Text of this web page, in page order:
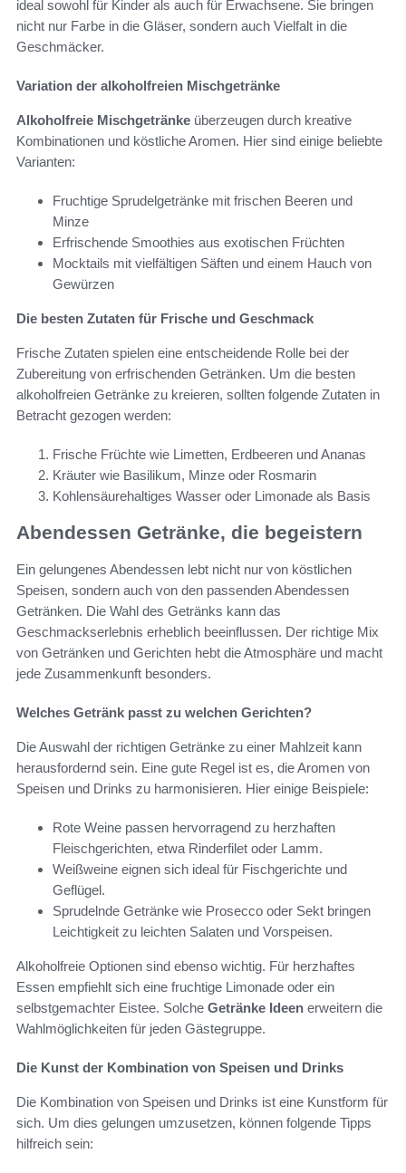
ideal sowohl für Kinder als auch für Erwachsene. Sie bringen
nicht nur Farbe in die Gläser, sondern auch Vielfalt in die
Geschmäcker.
Variation der alkoholfreien Mischgetränke
Alkoholfreie Mischgetränke überzeugen durch kreative
Kombinationen und köstliche Aromen. Hier sind einige beliebte
Varianten:
Fruchtige Sprudelgetränke mit frischen Beeren und
Minze
Erfrischende Smoothies aus exotischen Früchten
Mocktails mit vielfältigen Säften und einem Hauch von
Gewürzen
Die besten Zutaten für Frische und Geschmack
Frische Zutaten spielen eine entscheidende Rolle bei der
Zubereitung von erfrischenden Getränken. Um die besten
alkoholfreien Getränke zu kreieren, sollten folgende Zutaten in
Betracht gezogen werden:
Frische Früchte wie Limetten, Erdbeeren und Ananas
Kräuter wie Basilikum, Minze oder Rosmarin
Kohlensäurehaltiges Wasser oder Limonade als Basis
Abendessen Getränke, die begeistern
Ein gelungenes Abendessen lebt nicht nur von köstlichen
Speisen, sondern auch von den passenden Abendessen
Getränken. Die Wahl des Getränks kann das
Geschmackserlebnis erheblich beeinflussen. Der richtige Mix
von Getränken und Gerichten hebt die Atmosphäre und macht
jede Zusammenkunft besonders.
Welches Getränk passt zu welchen Gerichten?
Die Auswahl der richtigen Getränke zu einer Mahlzeit kann
herausfordernd sein. Eine gute Regel ist es, die Aromen von
Speisen und Drinks zu harmonisieren. Hier einige Beispiele:
Rote Weine passen hervorragend zu herzhaften
Fleischgerichten, etwa Rinderfilet oder Lamm.
Weißweine eignen sich ideal für Fischgerichte und
Geflügel.
Sprudelnde Getränke wie Prosecco oder Sekt bringen
Leichtigkeit zu leichten Salaten und Vorspeisen.
Alkoholfreie Optionen sind ebenso wichtig. Für herzhaftes
Essen empfiehlt sich eine fruchtige Limonade oder ein
selbstgemachter Eistee. Solche Getränke Ideen erweitern die
Wahlmöglichkeiten für jeden Gästegruppe.
Die Kunst der Kombination von Speisen und Drinks
Die Kombination von Speisen und Drinks ist eine Kunstform für
sich. Um dies gelungen umzusetzen, können folgende Tipps
hilfreich sein: